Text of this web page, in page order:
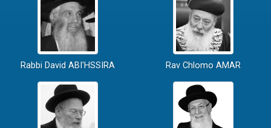
Rabbi David ABI'HSSIRA Rav Chlomo AMAR